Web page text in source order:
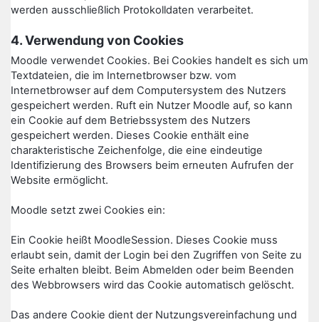
werden ausschließlich Protokolldaten verarbeitet.
4. Verwendung von Cookies
Moodle verwendet Cookies. Bei Cookies handelt es sich um
Textdateien, die im Internetbrowser bzw. vom
Internetbrowser auf dem Computersystem des Nutzers
gespeichert werden. Ruft ein Nutzer Moodle auf, so kann
ein Cookie auf dem Betriebssystem des Nutzers
gespeichert werden. Dieses Cookie enthält eine
charakteristische Zeichenfolge, die eine eindeutige
Identifizierung des Browsers beim erneuten Aufrufen der
Website ermöglicht.
Moodle setzt zwei Cookies ein:
Ein Cookie heißt MoodleSession. Dieses Cookie muss
erlaubt sein, damit der Login bei den Zugriffen von Seite zu
Seite erhalten bleibt. Beim Abmelden oder beim Beenden
des Webbrowsers wird das Cookie automatisch gelöscht.
Das andere Cookie dient der Nutzungsvereinfachung und